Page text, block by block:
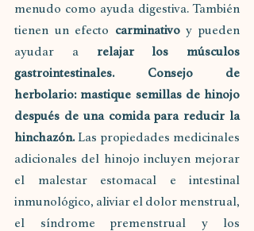
menudo como ayuda digestiva. También
tienen un efecto carminativo y pueden
ayudar a relajar los músculos
gastrointestinales. Consejo de
herbolario: mastique semillas de hinojo
después de una comida para reducir la
hinchazón. Las propiedades medicinales
adicionales del hinojo incluyen mejorar
el malestar estomacal e intestinal
inmunológico, aliviar el dolor menstrual,
el síndrome premenstrual y los